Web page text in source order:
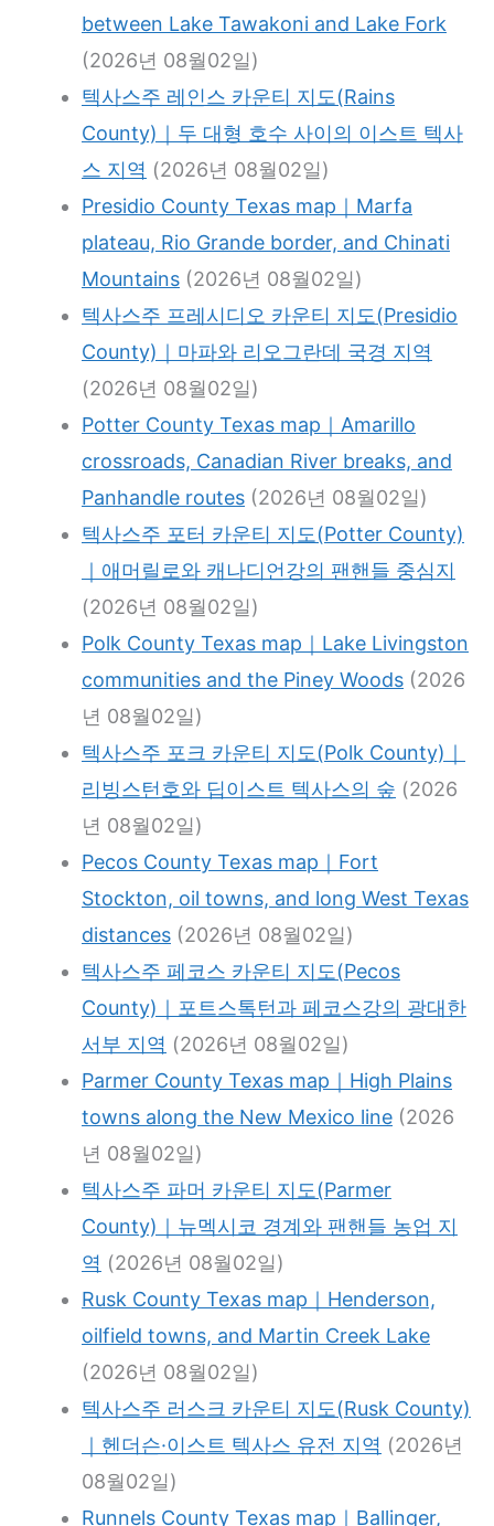
between Lake Tawakoni and Lake Fork
(2026년 08월02일)
텍사스주 레인스 카운티 지도(Rains
County)｜두 대형 호수 사이의 이스트 텍사
스 지역 (2026년 08월02일)
Presidio County Texas map｜Marfa
plateau, Rio Grande border, and Chinati
Mountains (2026년 08월02일)
텍사스주 프레시디오 카운티 지도(Presidio
County)｜마파와 리오그란데 국경 지역
(2026년 08월02일)
Potter County Texas map｜Amarillo
crossroads, Canadian River breaks, and
Panhandle routes (2026년 08월02일)
텍사스주 포터 카운티 지도(Potter County)
｜애머릴로와 캐나디언강의 팬핸들 중심지
(2026년 08월02일)
Polk County Texas map｜Lake Livingston
communities and the Piney Woods (2026
년 08월02일)
텍사스주 포크 카운티 지도(Polk County)｜
리빙스턴호와 딥이스트 텍사스의 숲 (2026
년 08월02일)
Pecos County Texas map｜Fort
Stockton, oil towns, and long West Texas
distances (2026년 08월02일)
텍사스주 페코스 카운티 지도(Pecos
County)｜포트스톡턴과 페코스강의 광대한
서부 지역 (2026년 08월02일)
Parmer County Texas map｜High Plains
towns along the New Mexico line (2026
년 08월02일)
텍사스주 파머 카운티 지도(Parmer
County)｜뉴멕시코 경계와 팬핸들 농업 지
역 (2026년 08월02일)
Rusk County Texas map｜Henderson,
oilfield towns, and Martin Creek Lake
(2026년 08월02일)
텍사스주 러스크 카운티 지도(Rusk County)
｜헨더슨·이스트 텍사스 유전 지역 (2026년
08월02일)
Runnels County Texas map｜Ballinger,